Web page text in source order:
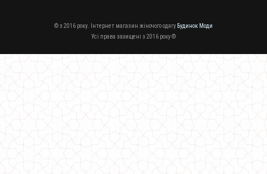
Жіноче стильне пальто із пишною спідницею і поясом
1310.00грн.930.00грн.
© з 2016 року. Інтернет магазин жіночого одягу Будинок Моди
Усі права захищені з 2016 року ©